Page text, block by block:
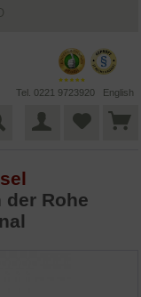
Tel. 0221 9723920 English
der Rohe